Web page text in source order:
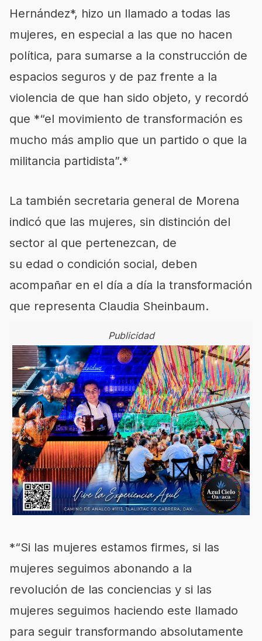
Hernández*, hizo un llamado a todas las
mujeres, en especial a las que no hacen
política, para sumarse a la construcción de
espacios seguros y de paz frente a la
violencia de que han sido objeto, y recordó
que *“el movimiento de transformación es
mucho más amplio que un partido o que la
militancia partidista”.*
La también secretaria general de Morena
indicó que las mujeres, sin distinción del
sector al que pertenezcan, de
su edad o condición social, deben
acompañar en el día a día la transformación
que representa Claudia Sheinbaum.
Publicidad
*“Si las mujeres estamos firmes, si las
mujeres seguimos abonando a la
revolución de las conciencias y si las
mujeres seguimos haciendo este llamado
para seguir transformando absolutamente